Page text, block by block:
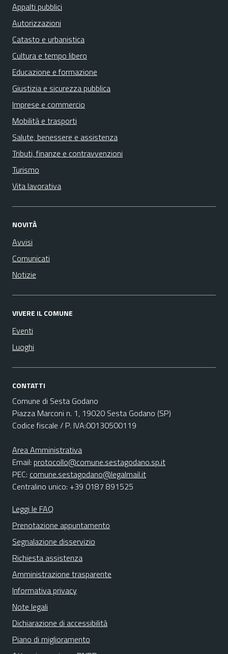
Appalti pubblici
Autorizzazioni
Catasto e urbanistica
Cultura e tempo libero
Educazione e formazione
Giustizia e sicurezza pubblica
Imprese e commercio
Mobilità e trasporti
Salute, benessere e assistenza
Tributi, finanze e contravvenzioni
Turismo
Vita lavorativa
NOVITÀ
Avvisi
Comunicati
Notizie
VIVERE IL COMUNE
Eventi
Luoghi
CONTATTI
Comune di Sesta Godano
Piazza Marconi n. 1, 19020 Sesta Godano (SP)
Codice fiscale / P. IVA:00130500119
Area Amministrativa
Email: protocollo@comune.sestagodano.sp.it
PEC: comune.sestagodano@legalmail.it
Centralino unico: +39 0187 891525
Leggi le FAQ
Prenotazione appuntamento
Segnalazione disservizio
Richiesta assistenza
Amministrazione trasparente
Informativa privacy
Note legali
Dichiarazione di accessibilità
Piano di miglioramento